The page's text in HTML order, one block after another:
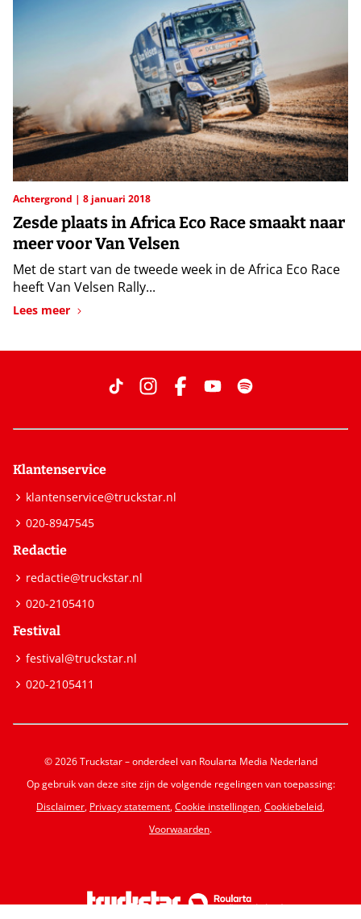
Achtergrond 8 januari 2018
Zesde plaats in Africa Eco Race smaakt naar
meer voor Van Velsen
Met de start van de tweede week in de Africa Eco Race
heeft Van Velsen Rally...
Lees meer
Klantenservice
klantenservice@truckstar.nl
020-8947545
Redactie
redactie@truckstar.nl
020-2105410
Festival
festival@truckstar.nl
020-2105411
© 2026 Truckstar – onderdeel van Roularta Media Nederland
Op gebruik van deze site zijn de volgende regelingen van toepassing:
Disclaimer, Privacy statement,Cookie instellingen,Cookiebeleid,
Voorwaarden.